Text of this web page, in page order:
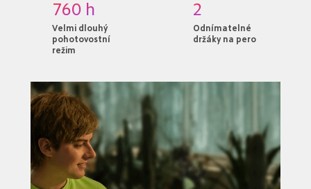
760 h
Velmi dlouhý
pohotovostní
režim
2
Odnímatelné
držáky na pero